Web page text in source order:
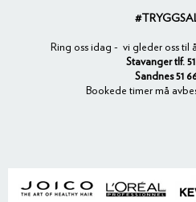
Ring oss idag - vi gleder oss til
Stavanger tlf.
Sandnes 51
Bookede timer må